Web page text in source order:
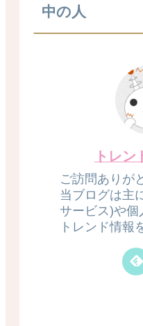
中の人
トレン
ご訪問ありが
当ブログは主
サービス)や個
トレンド情報